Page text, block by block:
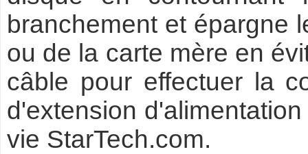
branchement et épargne
ou de la carte mère en
câble pour effectuer la
d'extension
vie StarTech.com.